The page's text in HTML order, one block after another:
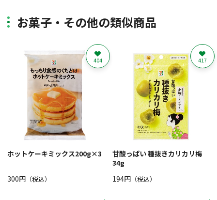
お菓子・その他の類似商品
ホットケーキミックス200g×3
300円 （税込）
404
甘酸っぱい 種抜きカリカリ梅
34g
194円（税込）
417